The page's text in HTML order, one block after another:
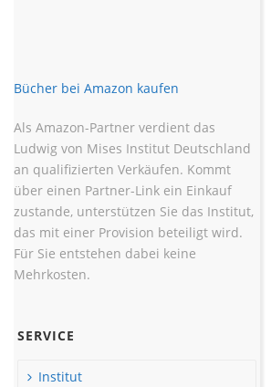
Bücher bei Amazon kaufen
Als Amazon-Partner verdient das
Ludwig von Mises Institut Deutschland
an qualifizierten Verkäufen. Kommt
über einen Partner-Link ein Einkauf
zustande, unterstützen Sie das Institut,
das mit einer Provision beteiligt wird.
Für Sie entstehen dabei keine
Mehrkosten.
SERVICE
Institut